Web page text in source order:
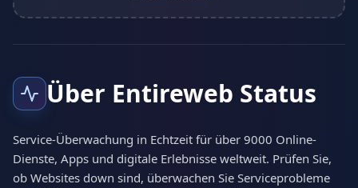
Über Entireweb Status
Service-Überwachung in Echtzeit für über 9000 Online-
Dienste, Apps und digitale Erlebnisse weltweit. Prüfen Sie,
ob Websites down sind, überwachen Sie Serviceprobleme